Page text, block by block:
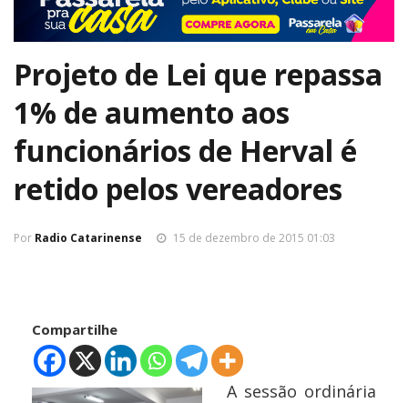
Projeto de Lei que repassa
1% de aumento aos
funcionários de Herval é
retido pelos vereadores
Por Radio Catarinense 15 de dezembro de 2015 01:03
Compartilhe
A sessão ordinária